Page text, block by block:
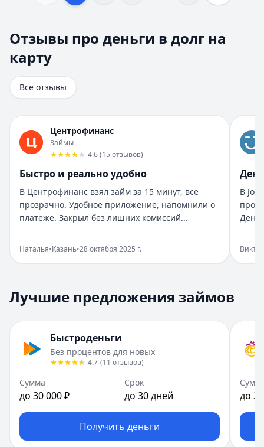
Всего отзывов на странице:8.
Быстро получил и доволен
Организация: Турбозайм
Город:Екатеринбург
Дата:28 октября 2025 г.
Взял займ в Турбозайм впервые. Одобрили быстро,
Помогли быстро и без нервов
Рейтинг:
Организация: Бюджет
Дата: 28 октября 2025 г.
Взяла займ в Бюджет срочно нужны были деньги.
Помогли в нужный момент
Организация:Монеза
Срочно понадобились деньги, Монеза выручила.
Рейтинг:
Организация:Привет, сосед!
Город:Екатеринбург
28 октября 2025 г.
В Привет, сосед! оформила займ за пару минут.
Быстро и реально удобно
Рейтинг:4
Центрофинанс
Город:Казань
Отзывы про деньги в долг на
карту
Все отзывы
Центрофинанс
Займы
4.6(15 отзывов)
Быстро и реально удобно
В Центрофинанс взял займ за 15 минут, все
прозрачно. Удобное приложение, напомнили о
платеже. Закрыл без лишних комиссий...
Наталья•Казань•28 октября 2025 г.
В
Лучшие предложения займов
Быстроденьги
Без процентов для новых
4.7 (11 отзывов)
Сумма
до 30 000 ₽
Срок
до 30 дней
Получить деньги
до